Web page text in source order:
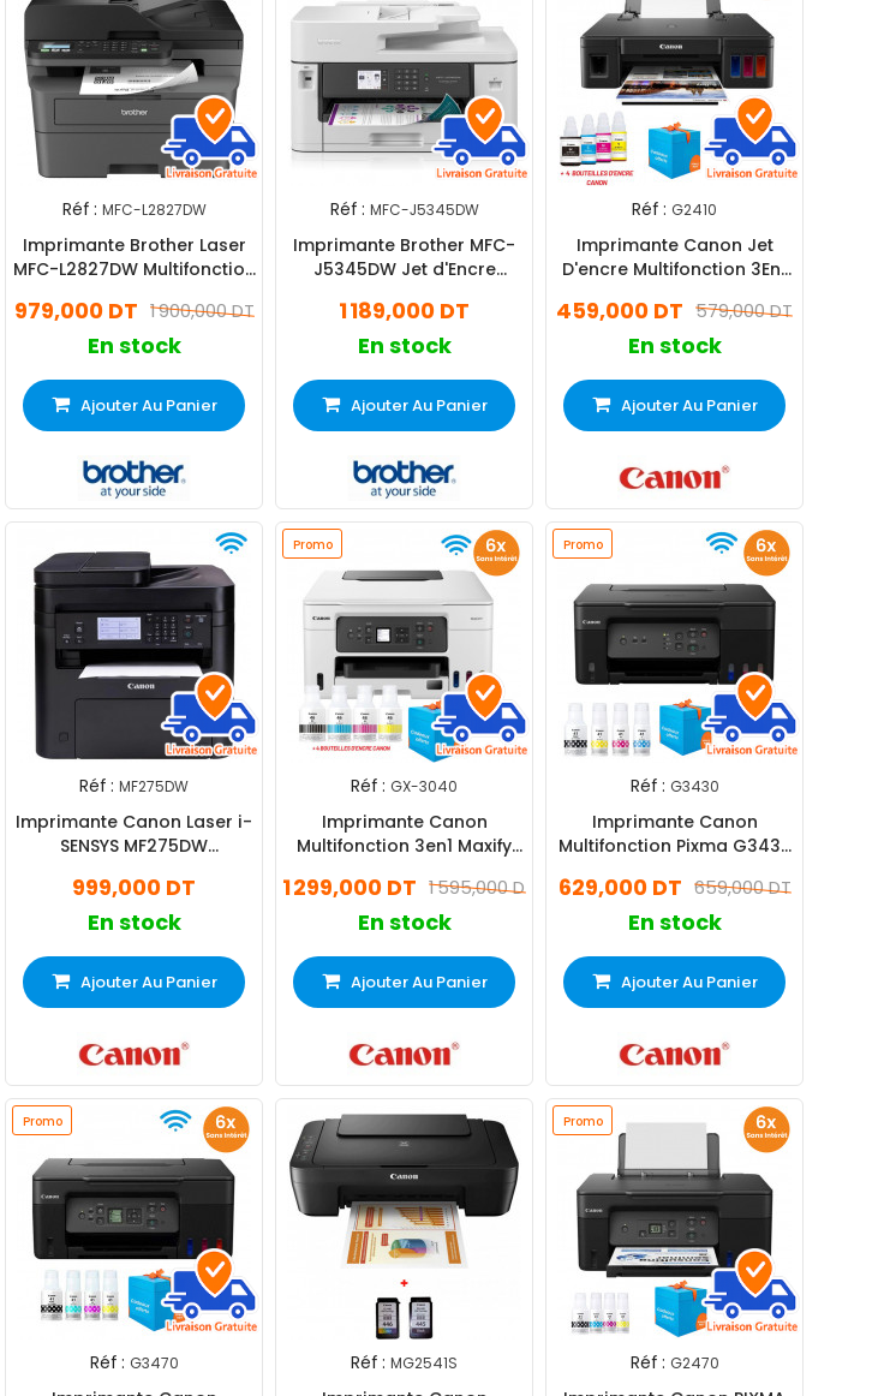
Réf : MFC-L2827DW
Imprimante Brother Laser
MFC-L2827DW Multifonction
1 900,000 DT
979,000 DT
En stock
Ajouter Au Panier
Réf : MFC-J5345DW
Imprimante Brother MFC-
J5345DW Jet d'Encre
Wifi
1 189,000 DT
En stock
Ajouter Au Panier
Réf : G2410
Imprimante Canon Jet
D'encre Multifonction 3En1
579,000 DT
459,000 DT
En stock
Ajouter Au Panier
Réf : MF275DW
Imprimante Canon Laser i-
SENSYS MF275DW
999,000 DT
En stock
Ajouter Au Panier
Promo
Réf : GX-3040
Imprimante Canon
Multifonction 3en1 Maxify
1 595,000 DT
1 299,000 DT
En stock
Ajouter Au Panier
Promo
Réf : G3430
Imprimante Canon
Multifonction Pixma G3430
659,000 DT
629,000 DT
En stock
Ajouter Au Panier
Promo
Réf : G3470 Réf : MG2541S
Promo
Réf : G2470